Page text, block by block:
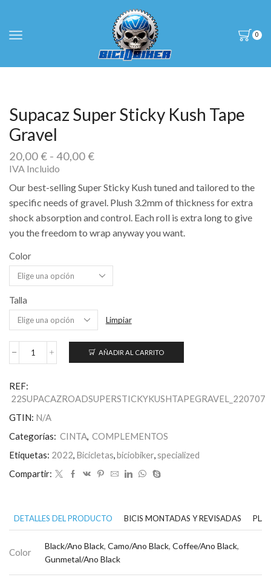
0
Supacaz Super Sticky Kush Tape
Gravel
20,00€ - 40,00€Rango
desde
20,00 €
hasta
40,00 €
IVA Incluido
Our best-selling Super Sticky Kush tuned and tailored to the
specific needs of gravel. Plush 3.2mm of thickness for extra
shock absorption and control. Each roll is extra long to give
you the freedom to wrap anyway you want.
Color
Talla
Limpiar
Supacaz
Tape
cantidad
AÑADIR AL CARRITO
REF:
22SUPACAZROADSUPERSTICKYKUSHTAPEGRAVEL_220707
GTIN: N/A
Categorías: CINTA, COMPLEMENTOS
Etiquetas: 2022, Bicicletas,biciobiker,specialized
Compartir:
DETALLES DEL PRODUCTO BICIS MONTADAS Y REVISADAS
Color
Black/Ano Black, Camo/Ano Black, Coffee/Ano Black,
Gunmetal/Ano Black